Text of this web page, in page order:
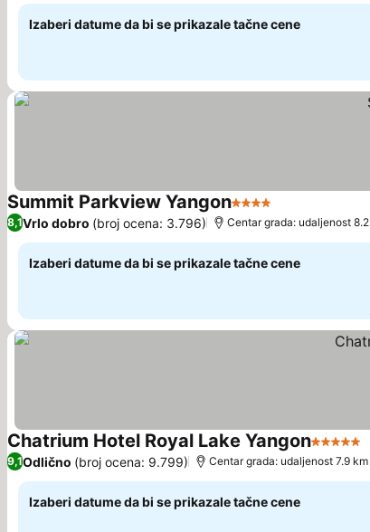
Izaberi datume da bi se prikazale tačne cene
Summit Parkview Yangon4 Zvezdice
8,1Vrlo dobro (broj ocena: 3.796) Centar grada: udaljenost
Izaberi datume da bi se prikazale tačne cene
Chatrium Hotel Royal Lake Yangon5
9,1Odlično (broj ocena: 9.799) Centar grada: udaljenost 7.9 km
Izaberi datume da bi se prikazale tačne cene